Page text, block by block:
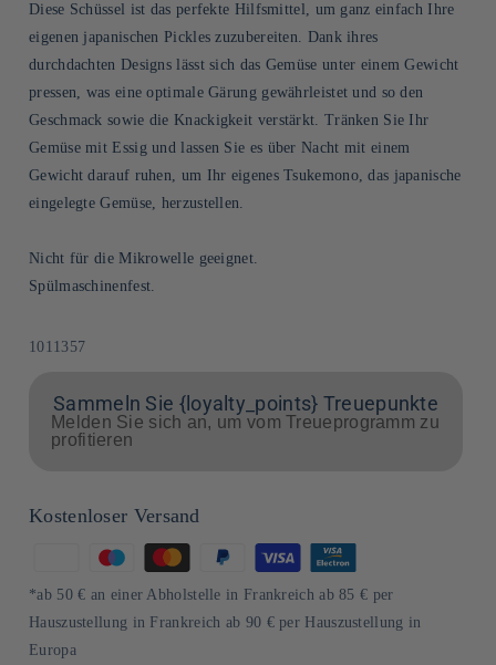
Diese Schüssel ist das perfekte Hilfsmittel, um ganz einfach Ihre
eigenen japanischen Pickles zuzubereiten. Dank ihres
durchdachten Designs lässt sich das Gemüse unter einem Gewicht
pressen, was eine optimale Gärung gewährleistet und so den
Geschmack sowie die Knackigkeit verstärkt. Tränken Sie Ihr
Gemüse mit Essig und lassen Sie es über Nacht mit einem
Gewicht darauf ruhen, um Ihr eigenes Tsukemono, das japanische
eingelegte Gemüse, herzustellen.
Nicht für die Mikrowelle geeignet.
Spülmaschinenfest.
SKU:
1011357
Sammeln Sie {loyalty_points} Treuepunkte
Melden Sie sich an, um vom Treueprogramm zu
profitieren
Kostenloser Versand
Zahlungsmethoden
*ab 50 € an einer Abholstelle in Frankreich ab 85 € per
Hauszustellung in Frankreich ab 90 € per Hauszustellung in
Europa